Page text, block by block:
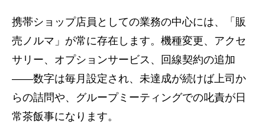
携帯ショップ店員としての業務の中心には、「販
売ノルマ」が常に存在します。機種変更、アクセ
サリー、オプションサービス、回線契約の追加
――数字は毎月設定され、未達成が続けば上司か
らの詰問や、グループミーティングでの叱責が日
常茶飯事になります。